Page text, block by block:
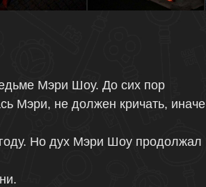
Мэри Шоу. До сих пор
Мэри, не должен кричать, иначе
Но дух Мэри Шоу продолжал